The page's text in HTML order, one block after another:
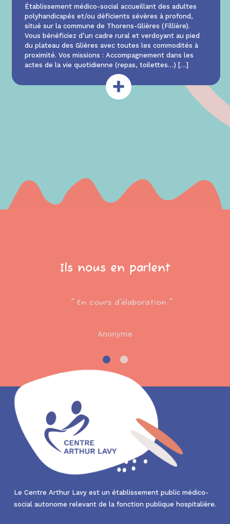
Établissement médico-social accueillant des adultes
polyhandicapés et/ou déficients sévères à profond,
situé sur la commune de Thorens-Glières (Fillière).
Vous bénéficiez d’un cadre rural et verdoyant au pied
du plateau des Glières avec toutes les commodités à
proximité. Vos missions : Accompagnement dans les
actes de la vie quotidienne (repas, toilettes…) […]
Ils nous en parlent
En cours d'élaboration
Anonyme
Le Centre Arthur Lavy est un établissement public médico-
social autonome relevant de la fonction publique hospitalière.